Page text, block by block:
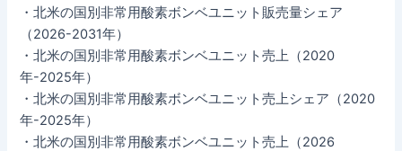
・北米の国別非常用酸素ボンベユニット販売量シェア
（2026-2031年）
・北米の国別非常用酸素ボンベユニット売上（2020
年-2025年）
・北米の国別非常用酸素ボンベユニット売上シェア（2020
年-2025年）
・北米の国別非常用酸素ボンベユニット売上（2026